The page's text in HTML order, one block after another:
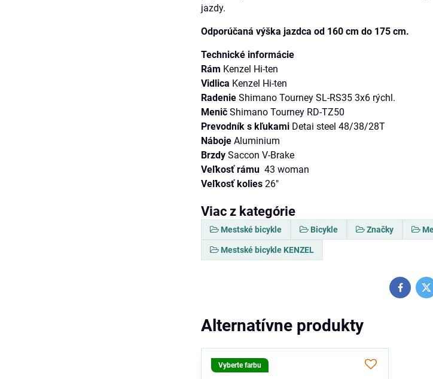
jazdy.
Odporúčaná výška jazdca od 160 cm do 175 cm.
Technické informácie
Rám Kenzel Hi-ten
Vidlica Kenzel Hi-ten
Radenie Shimano Tourney SL-RS35 3x6 rýchl.
Menič Shimano Tourney RD-TZ50
Prevodník s kľukami Detai steel 48/38/28T
Náboje Aluminium
Brzdy Saccon V-Brake
Veľkosť rámu 43 woman
Veľkosť kolies 26"
Viac z kategórie
Mestské bicykle Bicykle Značky
Mestské bicykle KENZEL
Alternatívne produkty
Vyberte farbu